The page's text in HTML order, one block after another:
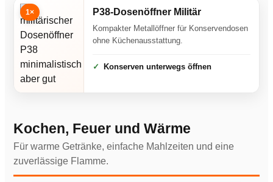
1× P38-Dosenöffner Militär
Kompakter Metallöffner für Konservendosen
ohne Küchenausstattung.
Konserven unterwegs öffnen
Kochen, Feuer und Wärme
Für warme Getränke, einfache Mahlzeiten und eine
zuverlässige Flamme.